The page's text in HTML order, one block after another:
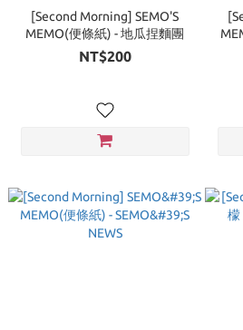
[Second Morning] SEMO'S
MEMO(便條紙) - 地瓜捏麵團
NT$200